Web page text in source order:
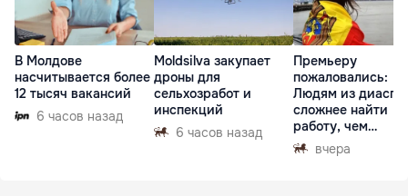
В Молдове
насчитывается более
12 тысяч вакансий
6 часов назад
Moldsilva закупает
дроны для
сельхозработ и
инспекций
6 часов назад
Премьеру
пожаловались:
Людям из
сложнее найти
работу, чем
гастарбайтерам
вчера